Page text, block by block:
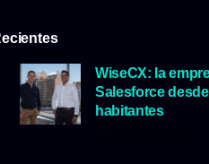
WiseCX: la
Salesforce
habitantes